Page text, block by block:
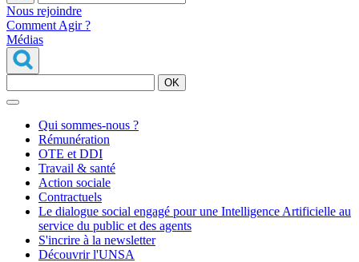
Nous rejoindre
Comment Agir ?
Médias
OK
Qui sommes-nous ?
Rémunération
OTE et DDI
Travail & santé
Action sociale
Contractuels
Le dialogue social engagé pour une Intelligence Artificielle au
service du public et des agents
S'incrire à la newsletter
Découvrir l'UNSA